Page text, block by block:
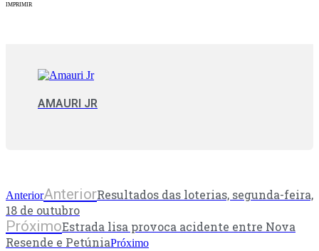
IMPRIMIR
AMAURI JR
AnteriorAnteriorResultados das loterias, segunda-feira,
18 de outubro
PróximoEstrada lisa provoca acidente entre Nova
Resende e PetúniaPróximo